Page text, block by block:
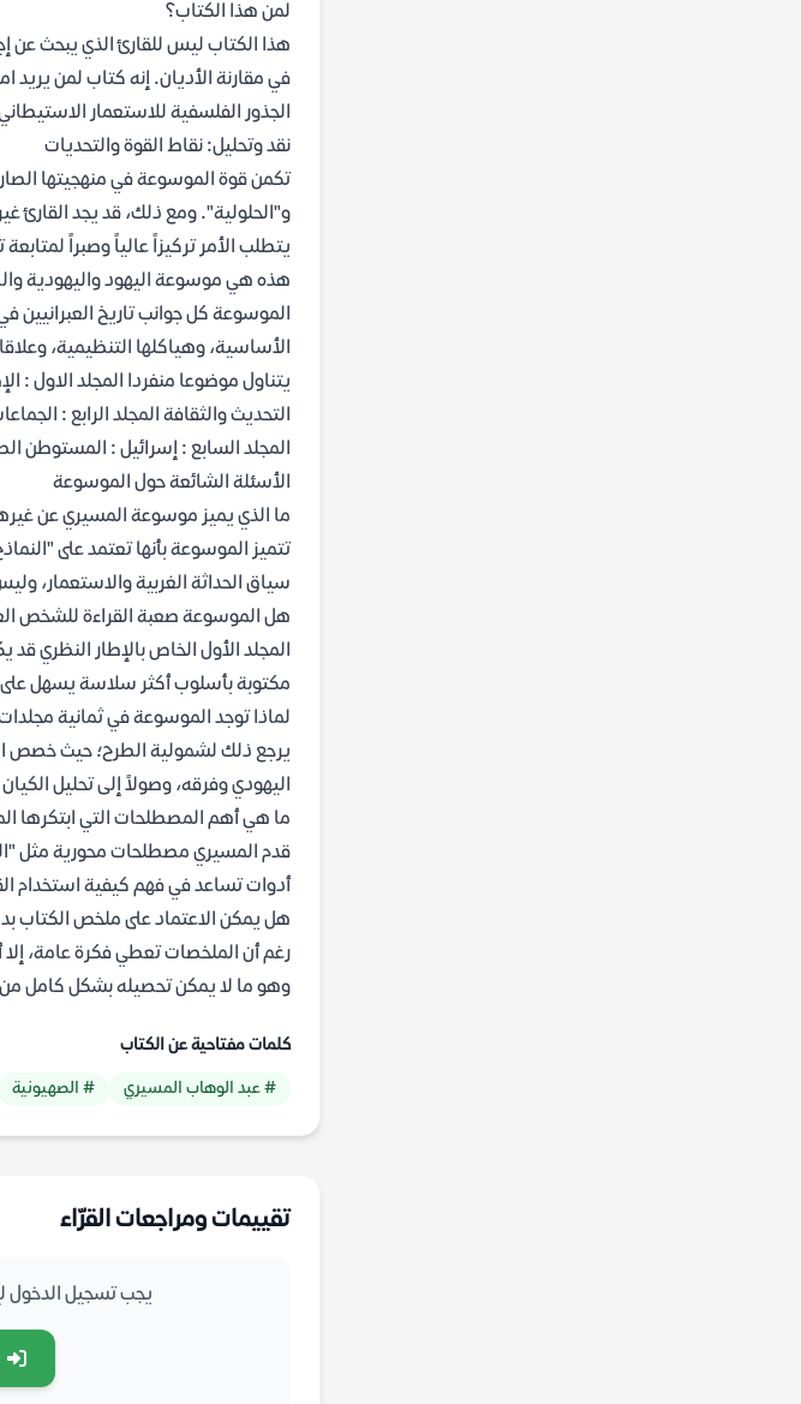
لمن هذا الكتاب؟
هذا الكتاب ليس للقارئ الذي يبحث
في مقارنة الأديان. إنه كتاب لمن يريد
الجذور الفلسفية للاستعمار
نقد وتحليل: نقاط القوة والتحديات
تكمن قوة الموسوعة في منهجيتها
و"الحلولية". ومع ذلك، قد يجد القارئ
يتطلب الأمر تركيزاً عالياً وصبراً
هذه هي موسوعة اليهود واليهودية
الموسوعة كل جوانب تاريخ العبرانيين في
الأساسية، وهياكلها التنظيمية،
يتناول موضوعا منفردا المجلد الاول :
التحديث والثقافة المجلد الرابع :
المجلد السابع : إسرائيل : المستوطن
الأسئلة الشائعة حول الموسوعة
ما الذي يميز موسوعة المسيري عن
تتميز الموسوعة بأنها تعتمد على
سياق الحداثة الغربية والاستعمار،
هل الموسوعة صعبة القراءة للشخص
المجلد الأول الخاص بالإطار النظري
مكتوبة بأسلوب أكثر سلاسة يسهل على
لماذا توجد الموسوعة في ثمانية
يرجع ذلك لشمولية الطرح؛ حيث خصص
اليهودي وفرقه، وصولاً إلى تحليل
ما هي أهم المصطلحات التي ابتكرها
قدم المسيري مصطلحات محورية مثل
أدوات تساعد في فهم كيفية استخدام
هل يمكن الاعتماد على ملخص الكتاب
رغم أن الملخصات تعطي فكرة عامة، إلا
وهو ما لا يمكن تحصيله بشكل كامل
كلمات مفتاحية عن الكتاب
# عبد الوهاب المسيري # الصهيونية
تقييمات ومراجعات القرّاء
يجب تسجيل الدخول